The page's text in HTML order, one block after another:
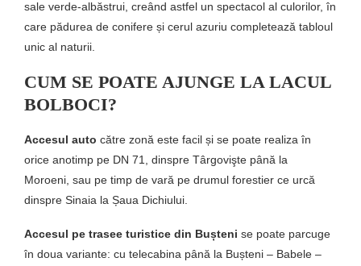
sale verde-albăstrui, creând astfel un spectacol al culorilor, în
care pădurea de conifere și cerul azuriu completează tabloul
unic al naturii.
CUM SE POATE AJUNGE LA LACUL
BOLBOCI?
Accesul auto către zonă este facil și se poate realiza în
orice anotimp pe DN 71, dinspre Târgovişte până la
Moroeni, sau pe timp de vară pe drumul forestier ce urcă
dinspre Sinaia la Șaua Dichiului.
Accesul pe trasee turistice din Bușteni se poate parcuge
în doua variante: cu telecabina până la Bușteni – Babele –